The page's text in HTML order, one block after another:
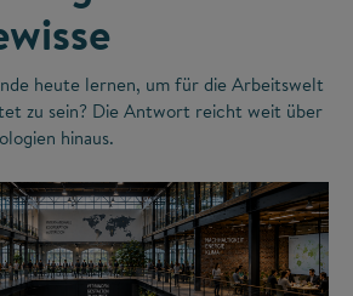
heute lernen, um für die Arbeitswelt
zu sein? Die Antwort reicht weit über
hinaus.